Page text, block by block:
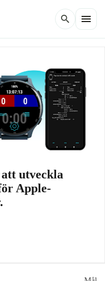
search menu
utveckla
Apple-